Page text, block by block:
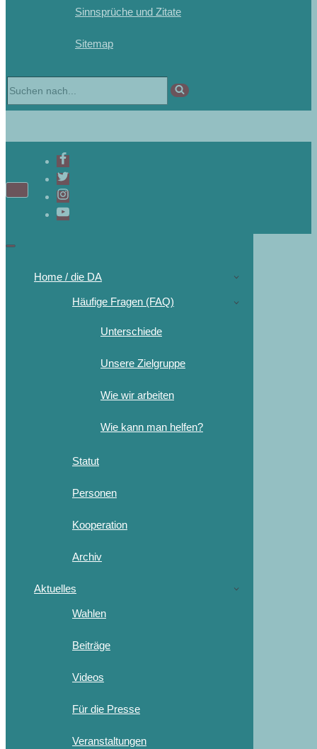
Sinnsprüche und Zitate
Sitemap
Navigations-
Navigations-
Home / die DA
Häufige Fragen (FAQ)
Unterschiede
Unsere Zielgruppe
Wie wir arbeiten
Wie kann man helfen?
Statut
Personen
Kooperation
Archiv
Aktuelles
Wahlen
Beiträge
Videos
Für die Presse
Veranstaltungen